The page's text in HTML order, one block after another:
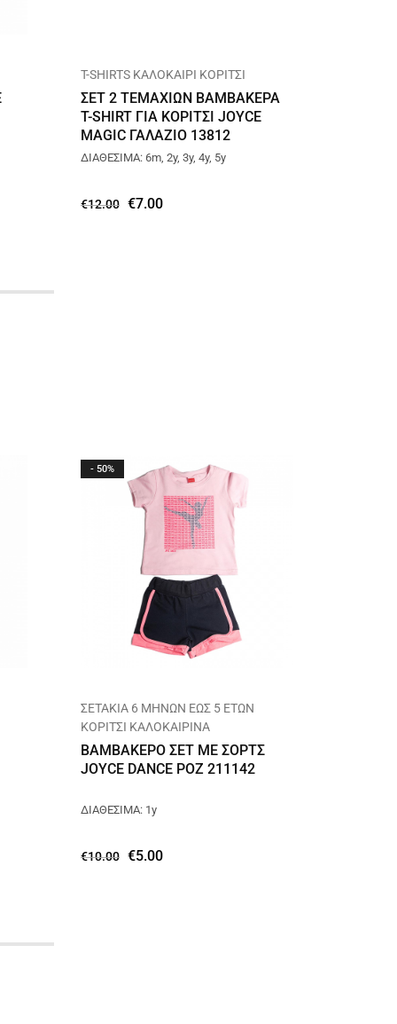
T-SHIRTS ΚΑΛΟΚΑΙΡΙ ΚΟΡΙΤΣΙ
ΣΕΤ 2 ΤΕΜΑΧΙΩΝ ΒΑΜΒΑΚΕΡΑ
T-SHIRT ΓΙΑ ΚΟΡΙΤΣΙ JOYCE
MAGIC ΓΑΛΑΖΙΟ 13812
ΔΙΑΘΕΣΙΜΑ: 6m, 2y, 3y, 4y, 5y
€12.00 €7.00
- 50%
ΣΕΤΑΚΙΑ 6 ΜΗΝΩΝ ΕΩΣ 5 ΕΤΩΝ
ΚΟΡΙΤΣΙ ΚΑΛΟΚΑΙΡΙΝΑ
ΒΑΜΒΑΚΕΡΟ ΣΕΤ ΜΕ ΣΟΡΤΣ
JOYCE DANCE ΡΟΖ 211142
ΔΙΑΘΕΣΙΜΑ: 1y
€10.00 €5.00